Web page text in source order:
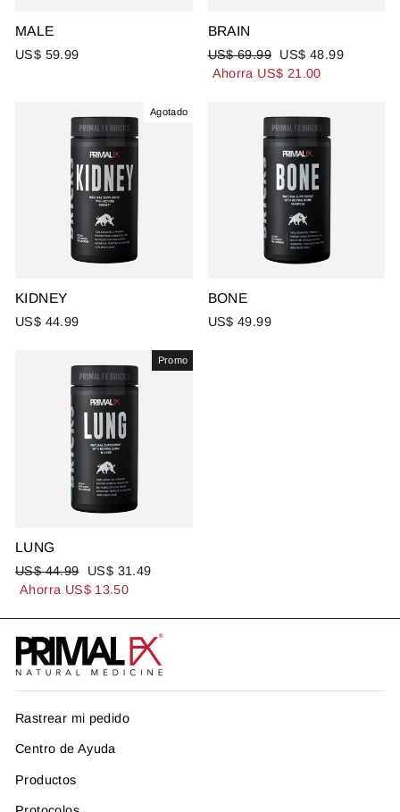
MALE
US$ 59.99
BRAIN
Precio
habitual
US$ 69.99
Precio
de
US$ 48.99
Ahorra US$ 21.00
Agotado
KIDNEY
US$ 44.99
BONE
US$ 49.99
Promo
LUNG
Precio
habitual
US$ 44.99
Precio
de
US$ 31.49
Ahorra US$ 13.50
Rastrear mi pedido
Centro de Ayuda
Productos